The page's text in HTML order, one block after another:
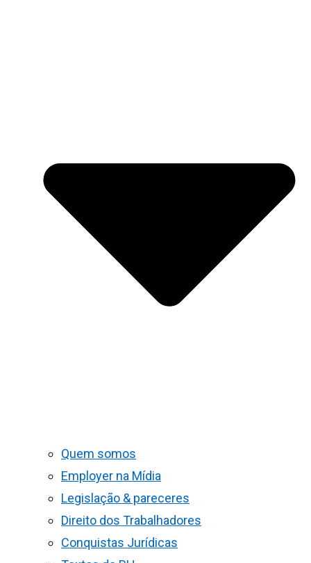
Quem somos
Employer na Mídia
Legislação & pareceres
Direito dos Trabalhadores
Conquistas Jurídicas